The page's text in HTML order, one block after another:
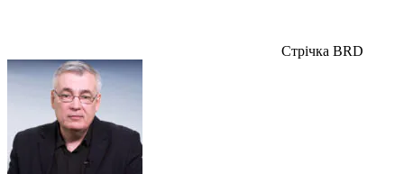
Стрічка BRD